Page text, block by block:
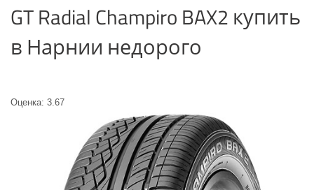
GT Radial Champiro BAX2 купить
в Нарнии недорого
Оценка: 3.67